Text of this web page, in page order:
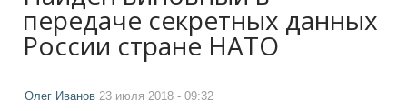
передаче секретных данных
России стране НАТО
Олег Иванов 23 июля 2018 - 09:32